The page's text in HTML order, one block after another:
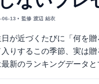
06-13 • 監修 渡辺 結衣
が近づくたびに「何を
りするこの季節、実は
新のランキングデータ